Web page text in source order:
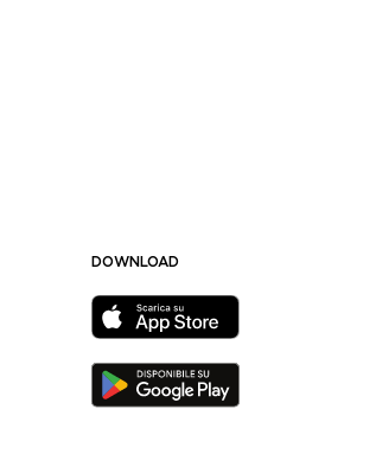
DOWNLOAD